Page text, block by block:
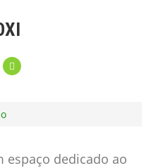
espaço dedicado ao